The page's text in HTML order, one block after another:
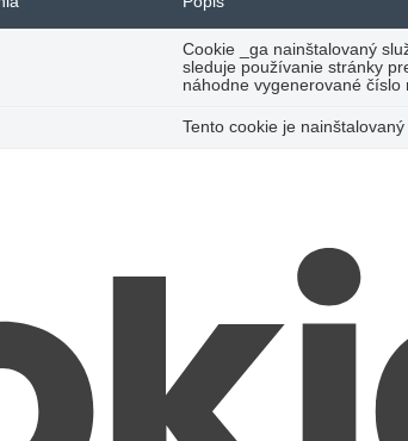
Cookie _ga nainštalovaný
sleduje používanie stránky
náhodne vygenerované číslo
Tento cookie je